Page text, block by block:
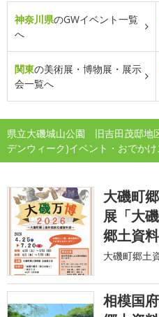
神奈川県のGWイベント一覧
へ
関東の美術展・博物展・展示
会一覧へ
県立大磯城山公園 旧吉田茂邸地
デンウィーク)イベント・おでかけ
大磯町
展「大
郷土資
大磯町郷土
相模国